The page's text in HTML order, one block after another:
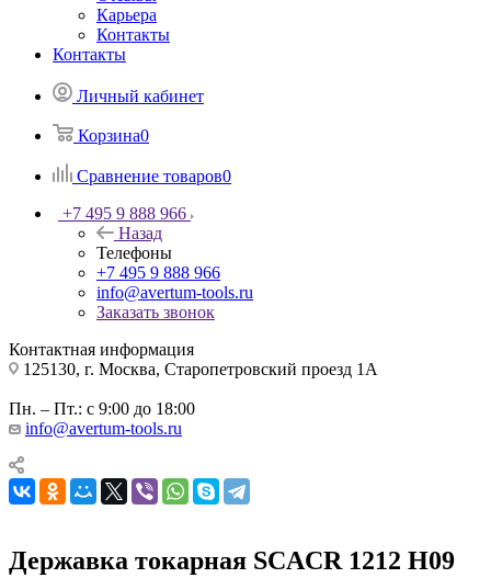
Карьера
Контакты
Контакты
Личный кабинет
Корзина0
Сравнение товаров0
+7 495 9 888 966
Назад
Телефоны
+7 495 9 888 966
info@avertum-tools.ru
Заказать звонок
Контактная информация
125130, г. Москва, Старопетровский проезд 1А
Пн. – Пт.: с 9:00 до 18:00
info@avertum-tools.ru
Державка токарная SCACR 1212 H09